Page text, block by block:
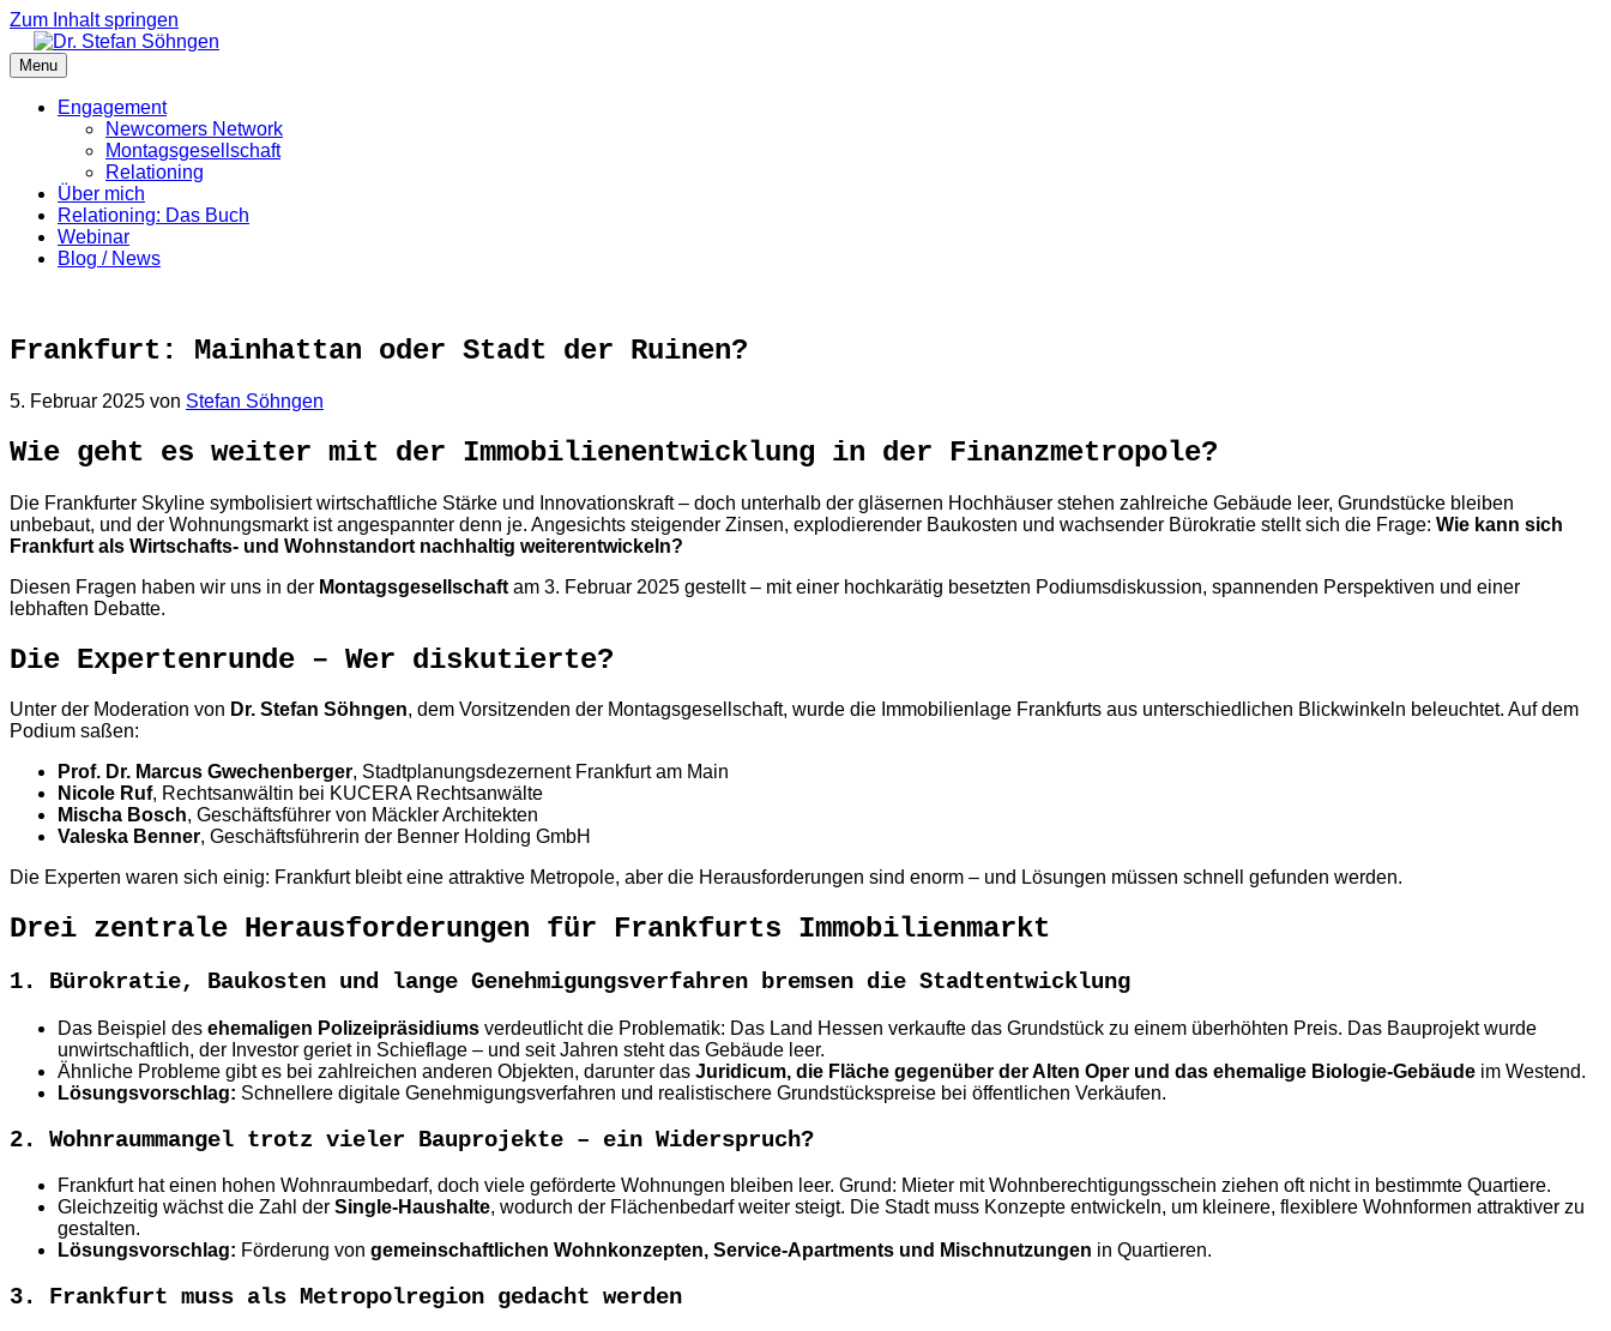
Zum Inhalt springen
Menu
Engagement
Newcomers Network
Montagsgesellschaft
Relationing
Über mich
Relationing: Das Buch
Webinar
Blog / News
Frankfurt: Mainhattan oder Stadt der Ruinen?
5. Februar 2025 von Stefan Söhngen
Wie geht es weiter mit der Immobilienentwicklung in der Finanzmetropole?
Die Frankfurter Skyline symbolisiert wirtschaftliche Stärke und Innovationskraft – doch unterhalb der gläsernen Hochhäuser stehen zahlreiche Gebäude leer, Grundstücke bleiben
unbebaut, und der Wohnungsmarkt ist angespannter denn je. Angesichts steigender Zinsen, explodierender Baukosten und wachsender Bürokratie stellt sich die Frage: Wie kann sich
Frankfurt als Wirtschafts- und Wohnstandort nachhaltig weiterentwickeln?
Diesen Fragen haben wir uns in der Montagsgesellschaft am 3. Februar 2025 gestellt – mit einer hochkarätig besetzten Podiumsdiskussion, spannenden Perspektiven und einer
lebhaften Debatte.
Die Expertenrunde – Wer diskutierte?
Unter der Moderation von Dr. Stefan Söhngen, dem Vorsitzenden der Montagsgesellschaft, wurde die Immobilienlage Frankfurts aus unterschiedlichen Blickwinkeln beleuchtet. Auf dem
Podium saßen:
Prof. Dr. Marcus Gwechenberger, Stadtplanungsdezernent Frankfurt am Main
Nicole Ruf, Rechtsanwältin bei KUCERA Rechtsanwälte
Mischa Bosch, Geschäftsführer von Mäckler Architekten
Valeska Benner, Geschäftsführerin der Benner Holding GmbH
Die Experten waren sich einig: Frankfurt bleibt eine attraktive Metropole, aber die Herausforderungen sind enorm – und Lösungen müssen schnell gefunden werden.
Drei zentrale Herausforderungen für Frankfurts Immobilienmarkt
1. Bürokratie, Baukosten und lange Genehmigungsverfahren bremsen die Stadtentwicklung
Das Beispiel des ehemaligen Polizeipräsidiums verdeutlicht die Problematik: Das Land Hessen verkaufte das Grundstück zu einem überhöhten Preis. Das Bauprojekt wurde
unwirtschaftlich, der Investor geriet in Schieflage – und seit Jahren steht das Gebäude leer.
Ähnliche Probleme gibt es bei zahlreichen anderen Objekten, darunter das Juridicum, die Fläche gegenüber der Alten Oper und das ehemalige Biologie-Gebäude im Westend.
Lösungsvorschlag: Schnellere digitale Genehmigungsverfahren und realistischere Grundstückspreise bei öffentlichen Verkäufen.
2. Wohnraummangel trotz vieler Bauprojekte – ein Widerspruch?
Frankfurt hat einen hohen Wohnraumbedarf, doch viele geförderte Wohnungen bleiben leer. Grund: Mieter mit Wohnberechtigungsschein ziehen oft nicht in bestimmte Quartiere.
Gleichzeitig wächst die Zahl der Single-Haushalte, wodurch der Flächenbedarf weiter steigt. Die Stadt muss Konzepte entwickeln, um kleinere, flexiblere Wohnformen attraktiver zu
gestalten.
Lösungsvorschlag: Förderung von gemeinschaftlichen Wohnkonzepten, Service-Apartments und Mischnutzungen in Quartieren.
3. Frankfurt muss als Metropolregion gedacht werden